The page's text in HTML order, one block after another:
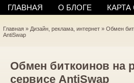
ГЛАВНАЯ О БЛОГЕ КАРТА
Главная » Дизайн, реклама, интернет » Обмен
AntiSwap
Обмен биткоинов на
сервисе AntiSwap